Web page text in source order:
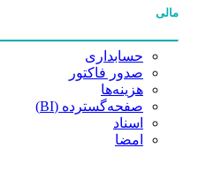
مالی
حسابداری
صدور فاکتور
هزینه‌ها
صفحه‌گسترده (BI)
اسناد
امضا